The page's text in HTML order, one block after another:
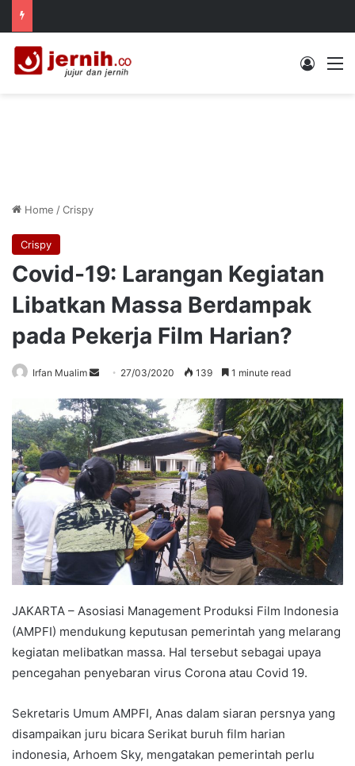
Log In
Home /Crispy
Crispy
Covid-19: Larangan Kegiatan
Libatkan Massa Berdampak
pada Pekerja Film Harian?
Irfan Mualim
Send
email
27/03/2020 139 1 minute read
JAKARTA – Asosiasi Management Produksi Film Indonesia
(AMPFI) mendukung keputusan pemerintah yang melarang
kegiatan melibatkan massa. Hal tersebut sebagai upaya
pencegahan penyebaran virus Corona atau Covid 19.
Sekretaris Umum AMPFI, Anas dalam siaran persnya yang
disampaikan juru bicara Serikat buruh film harian
indonesia, Arhoem Sky, mengatakan pemerintah perlu